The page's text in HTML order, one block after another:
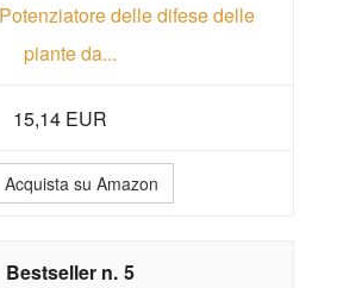
delle difese delle
piante da...
15,14 EUR
Acquista su Amazon
5